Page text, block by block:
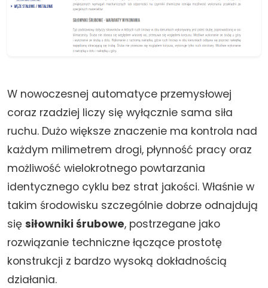
W nowoczesnej automatyce przemysłowej
coraz rzadziej liczy się wyłącznie sama siła
ruchu. Dużo większe znaczenie ma kontrola nad
każdym milimetrem drogi, płynność pracy oraz
możliwość wielokrotnego powtarzania
identycznego cyklu bez strat jakości. Właśnie w
takim środowisku szczególnie dobrze odnajdują
się siłowniki śrubowe, postrzegane jako
rozwiązanie techniczne łączące prostotę
konstrukcji z bardzo wysoką dokładnością
działania.